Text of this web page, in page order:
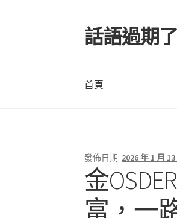
跳
至
覽
列
跳
至
要
內
話語過期了
首頁
發佈日期: 2026 年 1 月 13
金
富，一